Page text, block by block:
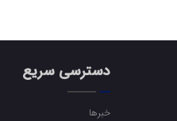
دسترسی سریع
خبرها